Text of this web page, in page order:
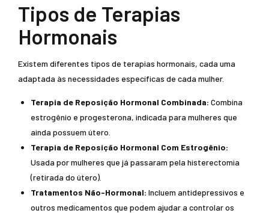
Tipos de Terapias
Hormonais
Existem diferentes tipos de terapias hormonais, cada uma
adaptada às necessidades específicas de cada mulher.
Terapia de Reposição Hormonal Combinada: Combina
estrogênio e progesterona, indicada para mulheres que
ainda possuem útero.
Terapia de Reposição Hormonal Com Estrogênio:
Usada por mulheres que já passaram pela histerectomia
(retirada do útero).
Tratamentos Não-Hormonal: Incluem antidepressivos e
outros medicamentos que podem ajudar a controlar os